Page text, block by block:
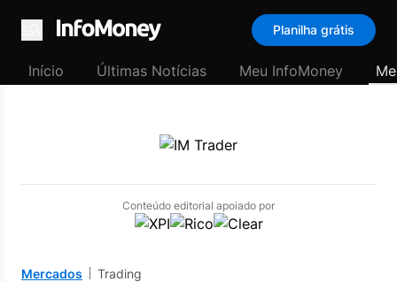
Menu
Planilha grátis
Início Últimas Notícias Meu InfoMoney
Conteúdo editorial apoiado por
Mercados Trading